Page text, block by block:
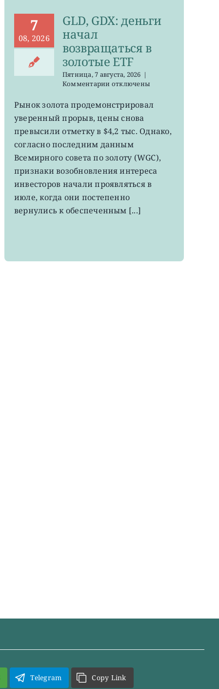
7
08, 2026
GLD, GDX: деньги
начал
возвращаться в
золотые ETF
Пятница, 7 августа, 2026 |
Комментариик
GLD,
GDX:
деньги
начал
в
золотые
отключены
Рынок золота продемонстрировал
уверенный прорыв, цены снова
превысили отметку в $4,2 тыс. Однако,
согласно последним данным
Всемирного совета по золоту (WGC),
признаки возобновления интереса
инвесторов начали проявляться в
июле, когда они постепенно
вернулись к обеспеченным [...]
Telegram Copy Link